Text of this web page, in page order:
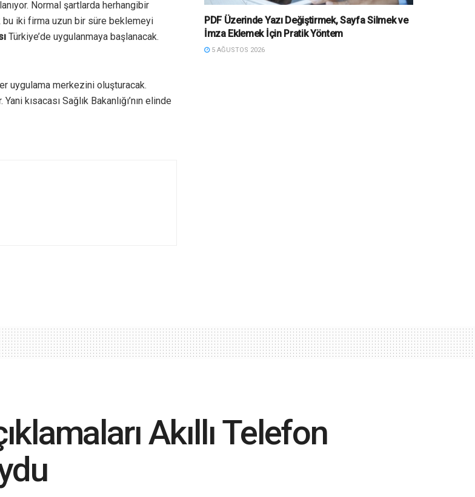
Normal şartlarda herhangibir
bu iki firma uzun bir süre beklemeyi
Türkiye’de uygulanmaya başlanacak.
uygulama merkezini oluşturacak.
kısacası Sağlık Bakanlığı’nın elinde
PDF Üzerinde Yazı Değiştirmek, Sayfa Silmek ve
İmza Eklemek İçin Pratik Yöntem
5 AĞUSTOS 2026
Akıllı Telefon